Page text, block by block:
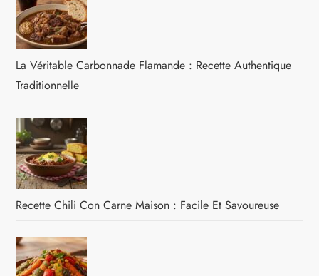
La Véritable Carbonnade Flamande : Recette Authentique
Traditionnelle
Recette Chili Con Carne Maison : Facile Et Savoureuse